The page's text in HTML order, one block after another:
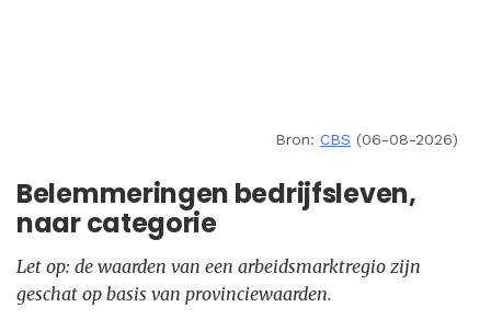
Bron: CBS (06-08-2026)
Belemmeringen bedrijfsleven,
naar categorie
Let op: de waarden van een arbeidsmarktregio zijn
geschat op basis van provinciewaarden.